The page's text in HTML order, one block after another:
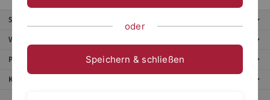
Service
Weitere Angebote
Portale
Kontaktinfo
oder
Speichern & schließen